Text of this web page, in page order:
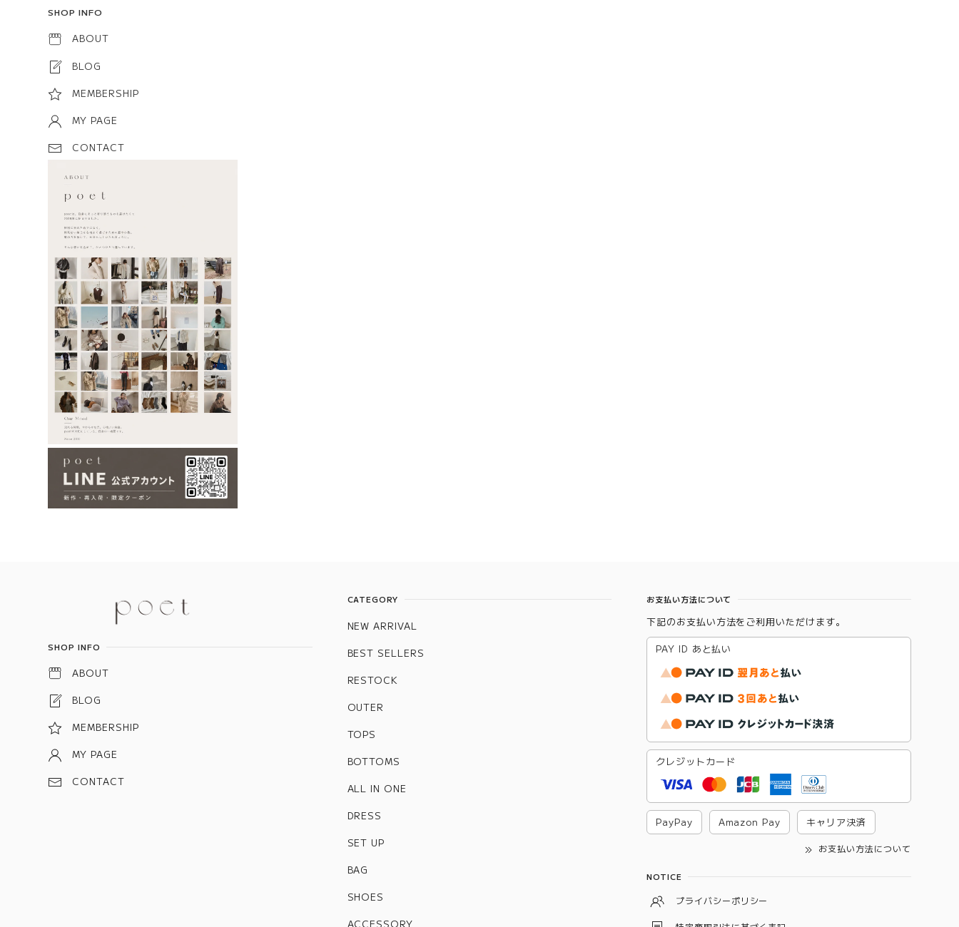
SHOP INFO
ABOUT
BLOG
MEMBERSHIP
MY PAGE
CONTACT
Information
SHOP INFO
ABOUT
BLOG
MEMBERSHIP
MY PAGE
CONTACT
CATEGORY
NEW ARRIVAL
BEST SELLERS
RESTOCK
OUTER
TOPS
BOTTOMS
ALL IN ONE
DRESS
SET UP
BAG
SHOES
ACCESSORY
お支払い方法について
下記のお支払い方法をご利用いただけます。
PAY ID あと払い
クレジットカード
PayPay Amazon Pay キャリア決済
お支払い方法について
NOTICE
プライバシーポリシー